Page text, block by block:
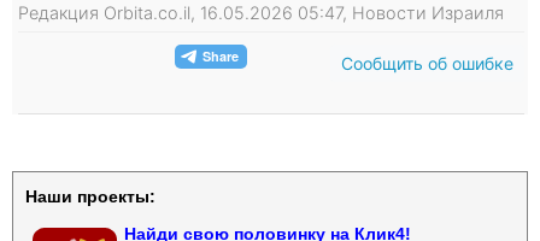
Редакция Orbita.co.il, 16.05.2026 05:47, Новости Израиля
Сообщить об ошибке
Наши проекты:
Найди свою половинку на Клик4!